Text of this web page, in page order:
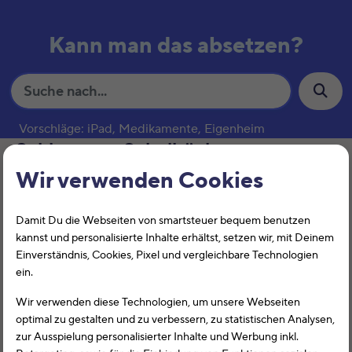
Wir verwenden Cookies
Damit Du die Webseiten von smartsteuer bequem benutzen
kannst und personalisierte Inhalte erhältst, setzen wir, mit Deinem
Einverständnis, Cookies, Pixel und vergleichbare Technologien
ein.
Wir verwenden diese Technologien, um unsere Webseiten
optimal zu gestalten und zu verbessern, zu statistischen Analysen,
zur Ausspielung personalisierter Inhalte und Werbung inkl.
Kann man das absetzen?
S
u
h
Vorschläge: iPad, Medikamente, Eigenheim
Schlagwort:Schulbücher
Schulbedarf
Der Schulbedarf, wie z.B. Bücher oder